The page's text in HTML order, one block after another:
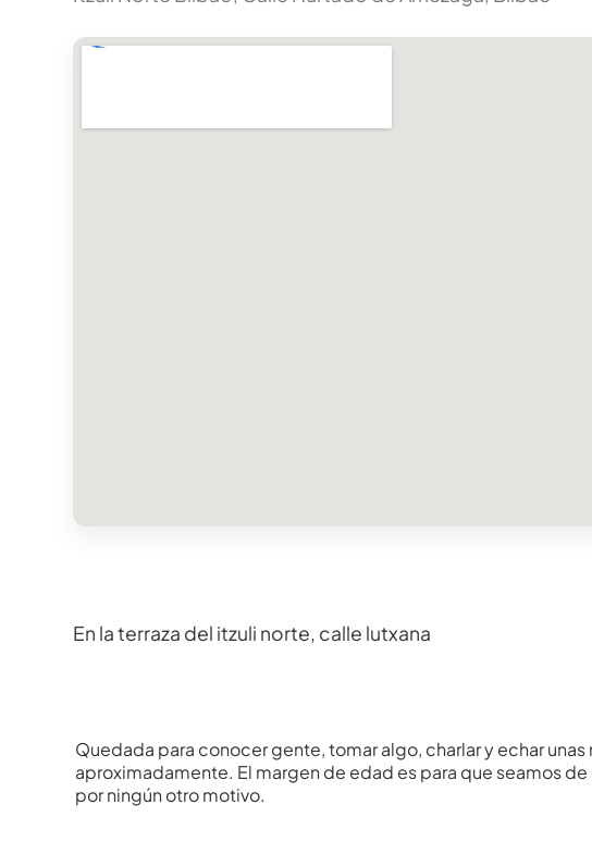
En la terraza del itzuli norte, calle lutxana
Quedada para conocer gente, tomar algo, charlar y echar
aproximadamente. El margen de edad es para que seamos
por ningún otro motivo.